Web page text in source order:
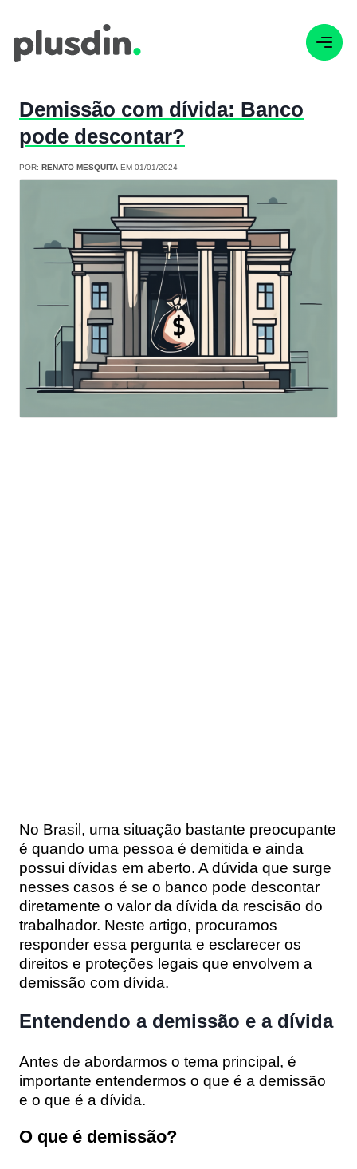
Demissão com dívida: Banco
pode descontar?
POR: RENATO MESQUITA EM 01/01/2024
No Brasil, uma situação bastante preocupante
é quando uma pessoa é demitida e ainda
possui dívidas em aberto. A dúvida que surge
nesses casos é se o banco pode descontar
diretamente o valor da dívida da rescisão do
trabalhador. Neste artigo, procuramos
responder essa pergunta e esclarecer os
direitos e proteções legais que envolvem a
demissão com dívida.
Entendendo a demissão e a dívida
Antes de abordarmos o tema principal, é
importante entendermos o que é a demissão
e o que é a dívida.
O que é demissão?